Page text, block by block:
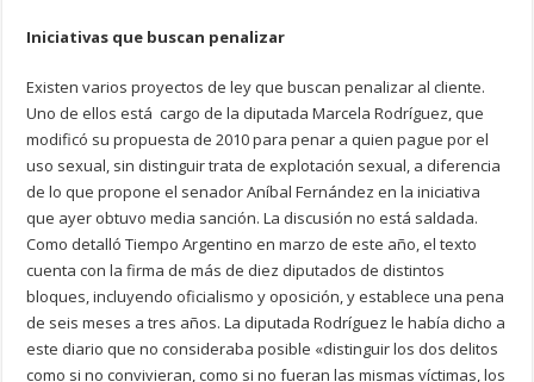
Iniciativas que buscan penalizar
Existen varios proyectos de ley que buscan penalizar al cliente.
Uno de ellos está cargo de la diputada Marcela Rodríguez, que
modificó su propuesta de 2010 para penar a quien pague por el
uso sexual, sin distinguir trata de explotación sexual, a diferencia
de lo que propone el senador Aníbal Fernández en la iniciativa
que ayer obtuvo media sanción. La discusión no está saldada.
Como detalló Tiempo Argentino en marzo de este año, el texto
cuenta con la firma de más de diez diputados de distintos
bloques, incluyendo oficialismo y oposición, y establece una pena
de seis meses a tres años. La diputada Rodríguez le había dicho a
este diario que no consideraba posible «distinguir los dos delitos
como si no convivieran, como si no fueran las mismas víctimas, los